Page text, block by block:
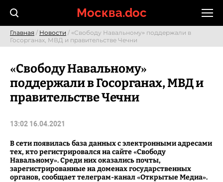
Москва.doc
Главная / Новости / «Свободу Навальному» поддержали в
Госорганах, МВД и правительстве Чечни
«Свободу Навальному»
поддержали в Госорганах, МВД и
правительстве Чечни
13:02 16.04.2021
В сети появилась база данных с электронными адресами
тех, кто регистрировался на сайте «Свободу
Навальному». Среди них оказались почты,
зарегистрированные на доменах государственных
органов, сообщает телеграм-канал «Открытые Медиа».